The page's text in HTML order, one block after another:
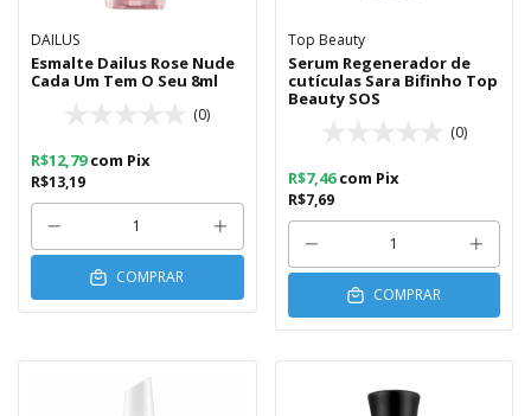
DAILUS
Esmalte Dailus Rose Nude
Cada Um Tem O Seu 8ml
(0)
R$13,19
R$12,79com Pix
COMPRAR
Top Beauty
Serum Regenerador de
cutículas Sara Bifinho Top
Beauty SOS
(0)
R$7,69
R$7,46com Pix
COMPRAR